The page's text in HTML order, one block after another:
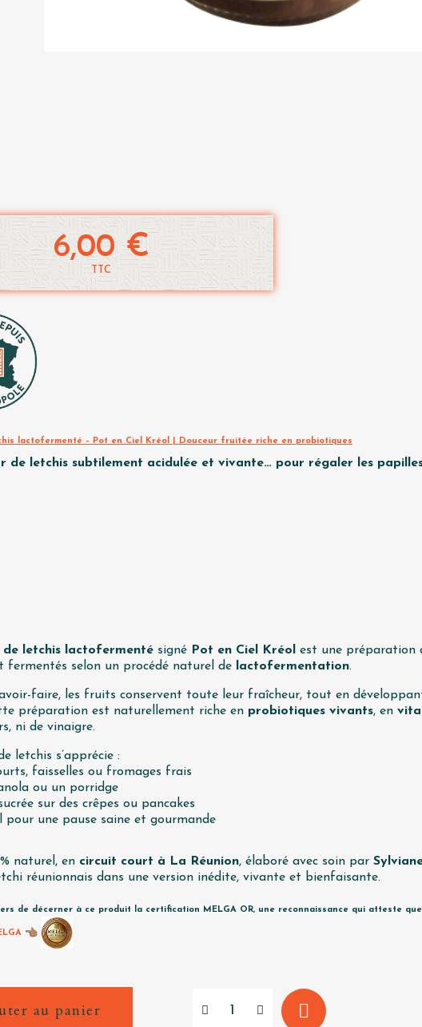
6,00 €
TTC
lactofermenté – Pot en Ciel Kréol | Douceur fruitée riche en probiotiques
de letchis subtilement acidulée et vivante… pour régaler les
letchis lactofermenté signé Pot en Ciel Kréol est une préparation
fermentés selon un procédé naturel de lactofermentation.
faire, les fruits conservent toute leur fraîcheur, tout en
préparation est naturellement riche en probiotiques vivants, en
ni de vinaigre.
letchis s’apprécie :
faisselles ou fromages frais
ou un porridge
sur des crêpes ou pancakes
une pause saine et gourmande
naturel, en circuit court à La Réunion, élaboré avec soin par
réunionnais dans une version inédite, vivante et bienfaisante.
de décerner à ce produit la certification MELGA OR, une reconnaissance qui atteste
au panier